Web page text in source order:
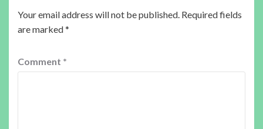
Your email address will not be published. Required fields
are marked*
Comment *